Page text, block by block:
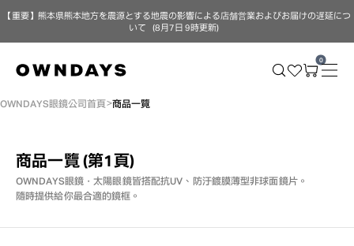
【重要】熊本県熊本地方を震源とする地震の影響による店舗営業およびお届けの遅延につ
いて（8月7日 9時更新）
0
OWNDAYS眼鏡公司首頁 商品一覽
商品一覽 (第1頁)
OWNDAYS眼鏡・太陽眼鏡皆搭配抗UV、防汙鍍膜薄型非球面鏡片。
隨時提供給你最合適的鏡框。